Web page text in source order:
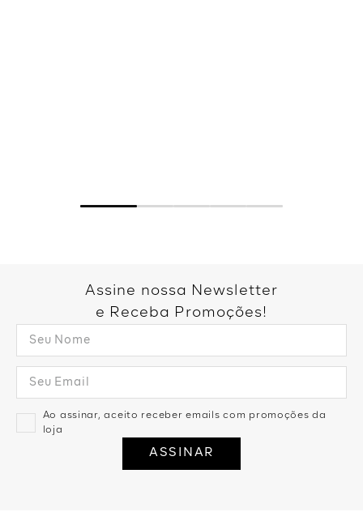
Assine nossa Newsletter
e Receba Promoções!
Ao assinar, aceito receber emails com promoções da
loja
ASSINAR